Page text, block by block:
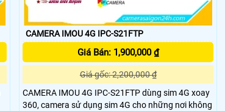
CAMERA IMOU 4G IPC-S21FTP
Giá Bán: 1,900,000 ₫
Giá gốc: 2,200,000 ₫
CAMERA IMOU 4G IPC-S21FTP dùng sim 4G xoay
360, camera sử dụng sim 4G cho những nơi không